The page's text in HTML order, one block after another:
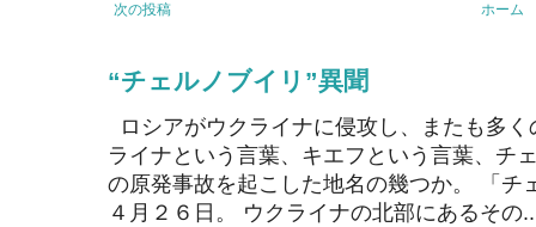
次の投稿 ホーム
“チェルノブイリ”異聞
ロシアがウクライナに侵攻し、またも多
ライナという言葉、キエフという言葉、チ
の原発事故を起こした地名の幾つか。 「チ
４月２６日。 ウクライナの北部にあるその